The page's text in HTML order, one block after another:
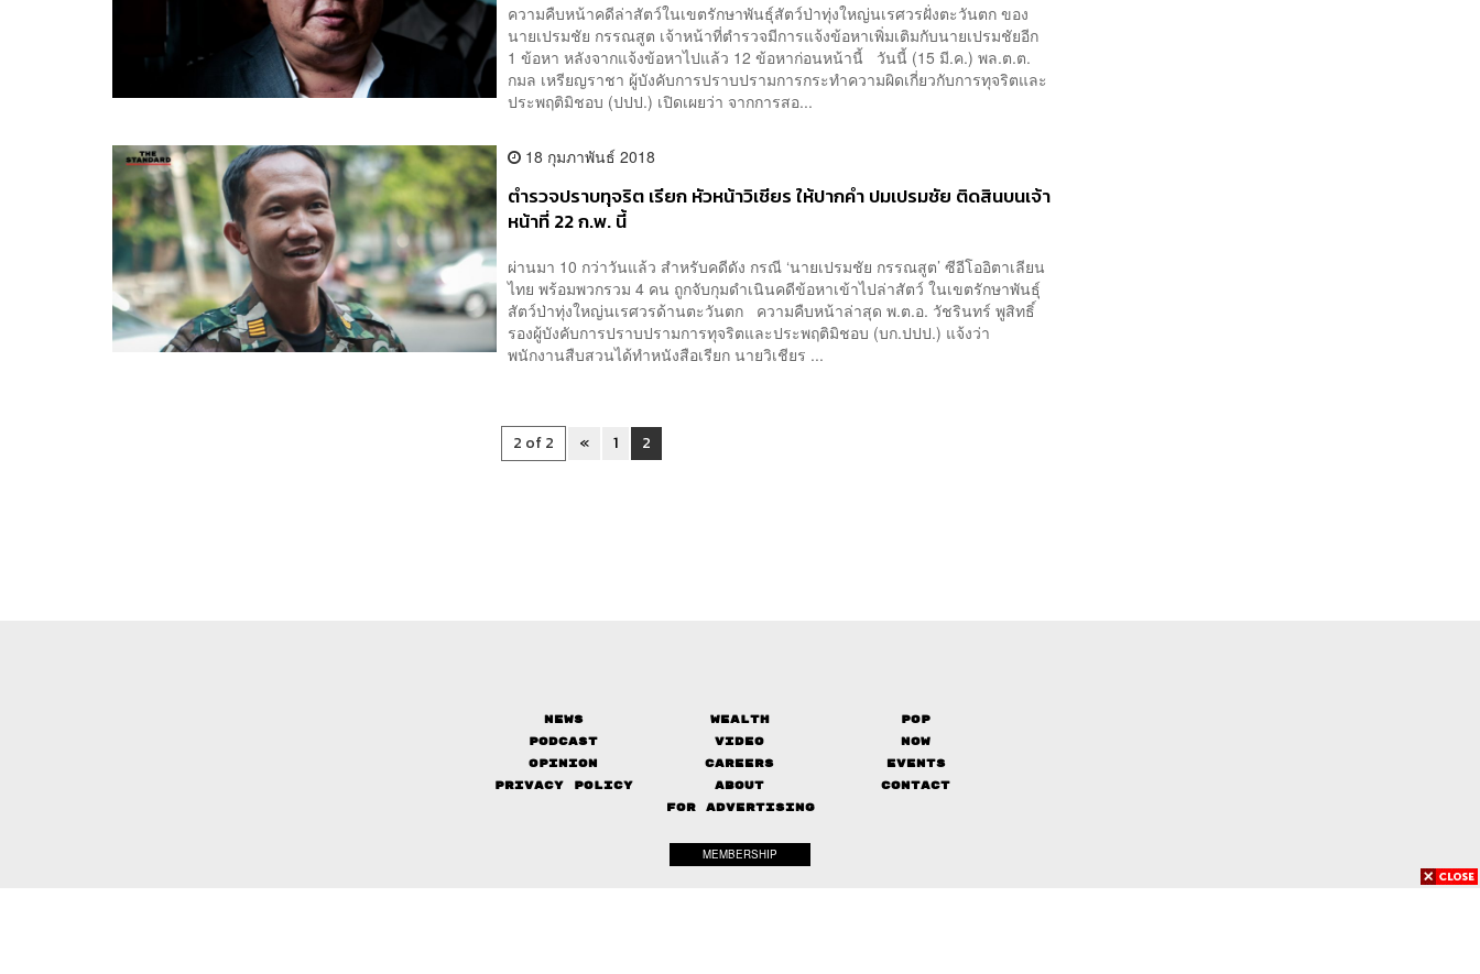
ความคืบหน้าคดีล่าสัตว์ในเขตรักษาพันธุ์สัตว์ป่าทุ่งใหญ่นเรศวรฝั่งตะวันตก ของ
นายเปรมชัย กรรณสูต เจ้าหน้าที่ตำรวจมีการแจ้งข้อหาเพิ่มเติมกับนายเปรมชัยอีก
1 ข้อหา หลังจากแจ้งข้อหาไปแล้ว 12 ข้อหาก่อนหน้านี้ วันนี้ (15 มี.ค.) พล.ต.ต.
กมล เหรียญราชา ผู้บังคับการปราบปรามการกระทำความผิดเกี่ยวกับการทุจริตและ
ประพฤติมิชอบ (ปปป.) เปิดเผยว่า จากการสอ...
18 กุมภาพันธ์ 2018
ตำรวจปราบทุจริต เรียก หัวหน้าวิเชียร ให้ปากคำ ปมเปรมชัย ติดสินบนเจ้า
หน้าที่ 22 ก.พ. นี้
ผ่านมา 10 กว่าวันแล้ว สำหรับคดีดัง กรณี ‘นายเปรมชัย กรรณสูต’ ซีอีโออิตาเลียน
ไทย พร้อมพวกรวม 4 คน ถูกจับกุมดำเนินคดีข้อหาเข้าไปล่าสัตว์ ในเขตรักษาพันธุ์
สัตว์ป่าทุ่งใหญ่นเรศวรด้านตะวันตก ความคืบหน้าล่าสุด พ.ต.อ. วัชรินทร์ พูสิทธิ์
รองผู้บังคับการปราบปรามการทุจริตและประพฤติมิชอบ (บก.ปปป.) แจ้งว่า
พนักงานสืบสวนได้ทำหนังสือเรียก นายวิเชียร ...
2 of 2 « 1 2
News Wealth
Pop
Podcast
Video
Now
Opinion
Careers
Events
Privacy Policy
About
Contact
FOR ADVERTISING
MEMBERSHIP